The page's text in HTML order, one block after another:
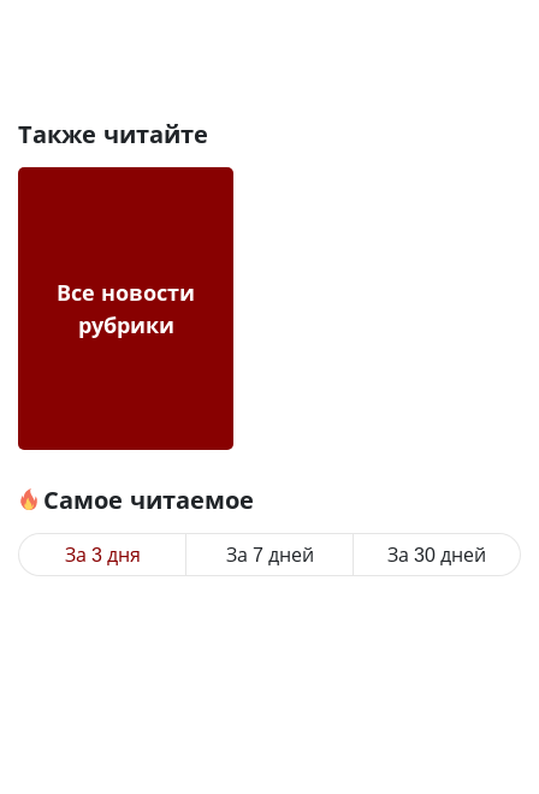
Также читайте
Все новости
рубрики
Самое читаемое
За 3 дня За 7 дней За 30 дней